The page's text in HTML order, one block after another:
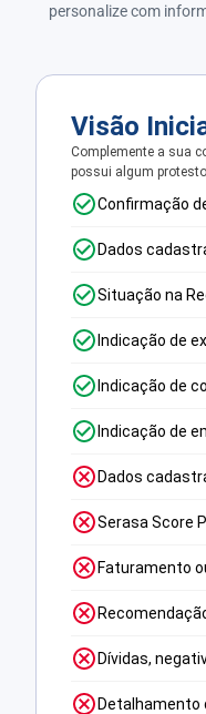
personalize com
Visão
Complemente a sua
possui algum
Confirmação
Dados
Situação na
Indicação de
Indicação de
Indicação de
Dados
Serasa Score
Faturamento
Dívidas,